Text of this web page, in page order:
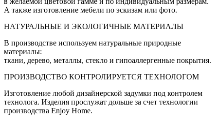
А также изготовление мебели по эскизам или фото.
НАТУРАЛЬНЫЕ И ЭКОЛОГИЧНЫЕ МАТЕРИАЛЫ
В производстве используем натуральные природные
материалы:
ткани, дерево, металлы, стекло и гипоаллергенные покрытия.
ПРОИЗВОДСТВО КОНТРОЛИРУЕТСЯ ТЕХНОЛОГОМ
Изготовление любой дизайнерской задумки под контролем
технолога. Изделия прослужат дольше за счет технологии
производства Enjoy Home.